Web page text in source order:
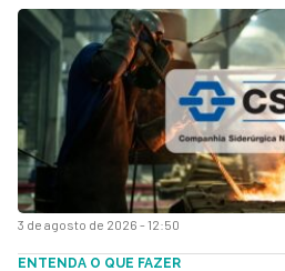
3 de agosto de 2026 - 12:50
ENTENDA O QUE FAZER